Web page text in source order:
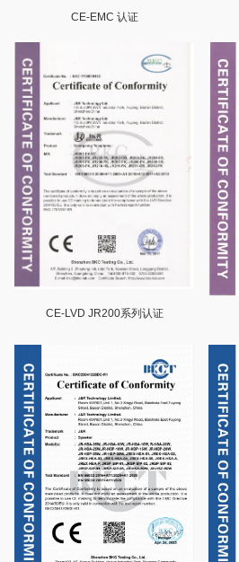
CE-EMC 认证
CE-LVD JR200系列认证